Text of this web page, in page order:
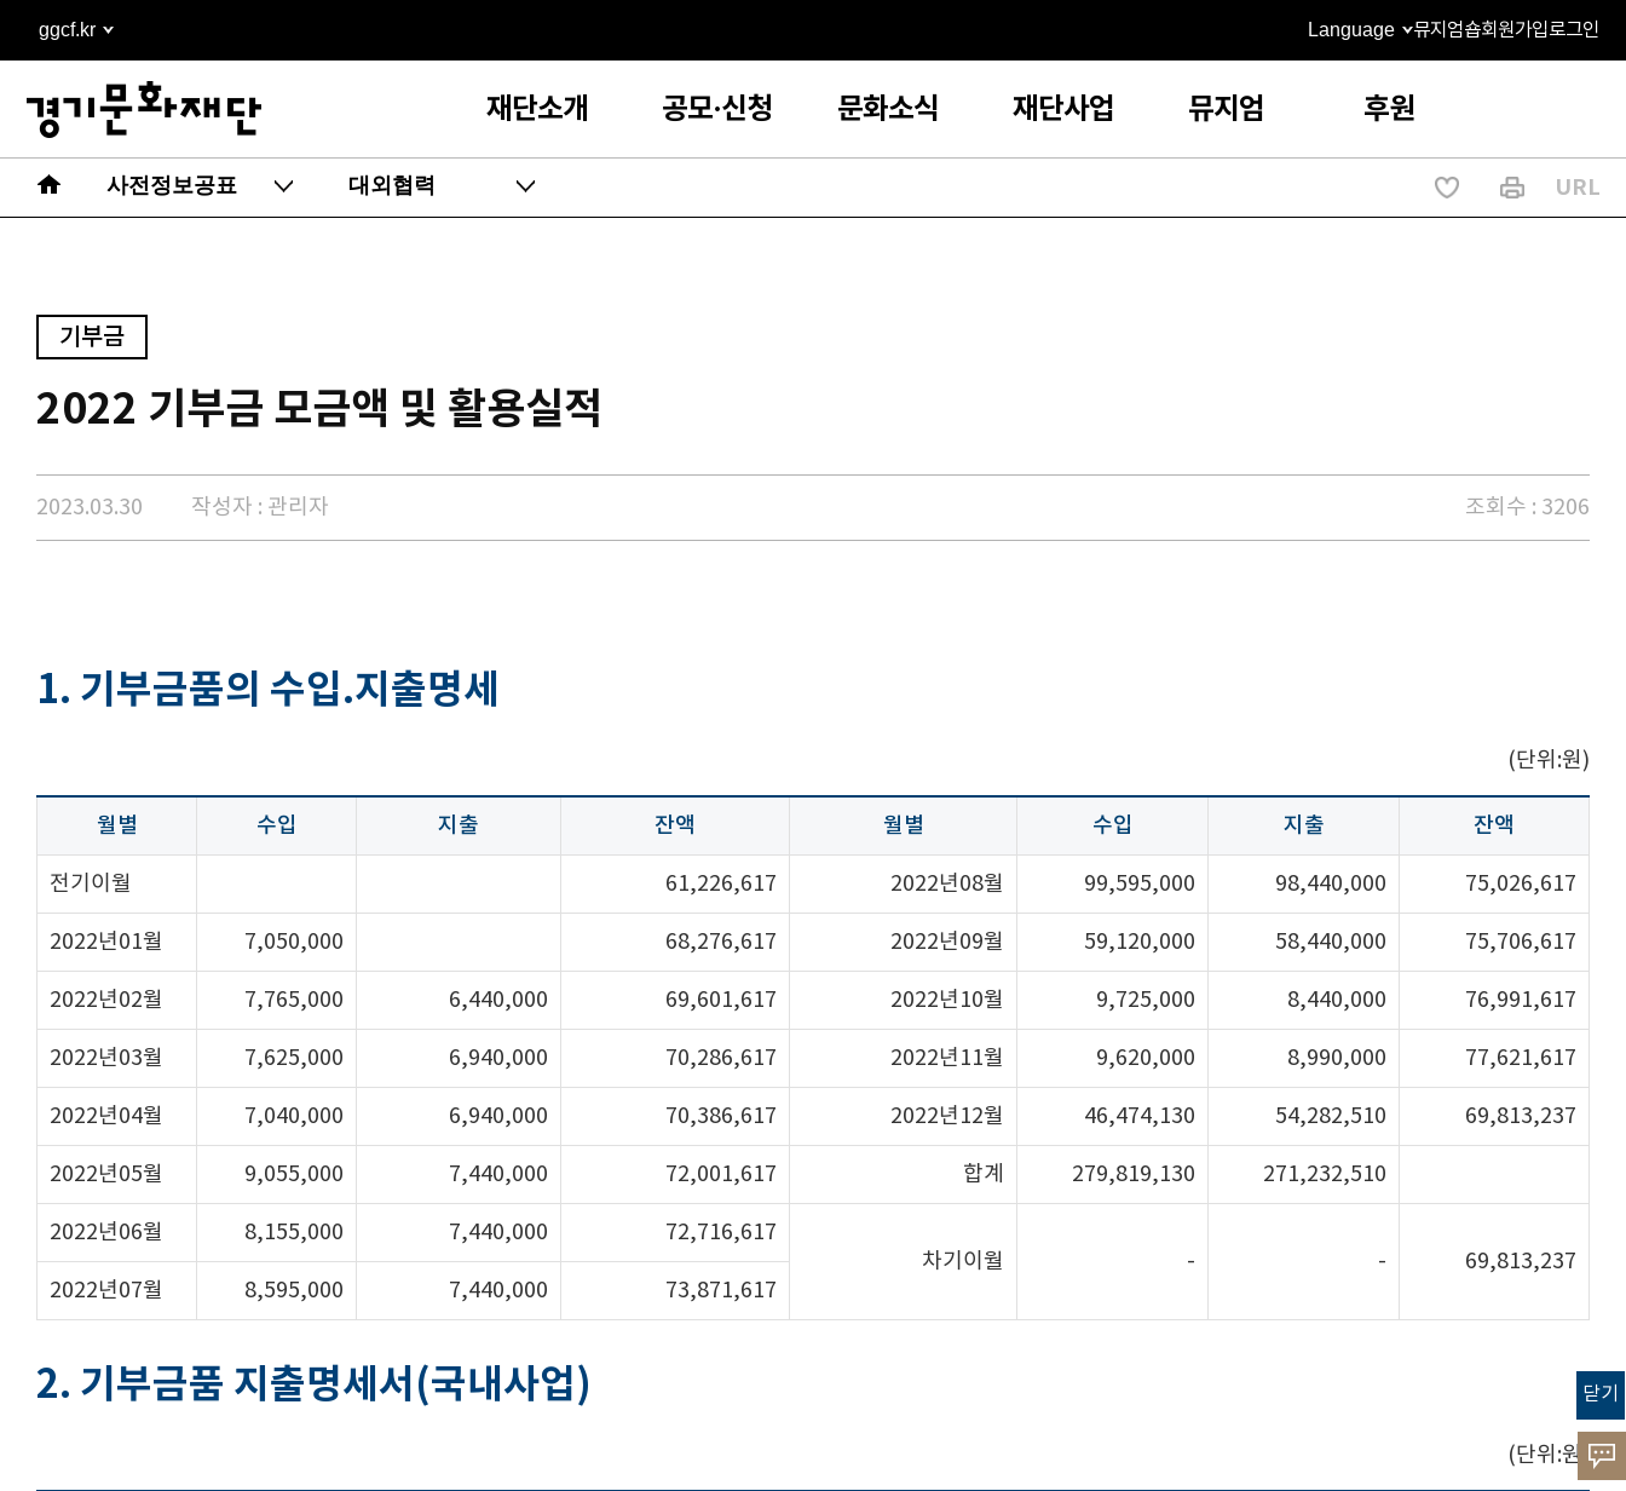
바로가기
ggcf.kr Language 뮤지엄숍회원가입로그인
재단소개 공모·신청 문화소식 재단사업 뮤지엄 후원
닫기
고객
사전정보공표 대외협력 URL
기부금
2022 기부금 모금액 및 활용실적
2023.03.30 작성자 : 관리자 조회수 : 3206
1. 기부금품의 수입.지출명세
(단위:원)
월별 수입 지출 잔액 월별 수입 지출 잔액
전기이월 61,226,617 2022년08월 99,595,000 98,440,000 75,026,617
2022년01월 7,050,000 68,276,617 2022년09월 59,120,000 58,440,000 75,706,617
2022년02월 7,765,000 6,440,000 69,601,617 2022년10월 9,725,000 8,440,000 76,991,617
2022년03월 7,625,000 6,940,000 70,286,617 2022년11월 9,620,000 8,990,000 77,621,617
2022년04월 7,040,000 6,940,000 70,386,617 2022년12월 46,474,130 54,282,510 69,813,237
2022년05월 9,055,000 7,440,000 72,001,617 합계 279,819,130 271,232,510
2022년06월 8,155,000 7,440,000
72,716,617
차기이월
- -
69,813,237
2022년07월
8,595,000 7,440,000 73,871,617
2. 기부금품 지출명세서(국내사업)
(단위:원)